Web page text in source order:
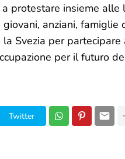
protestare insieme
anziani,
Svezia per
per il futuro
Twitter